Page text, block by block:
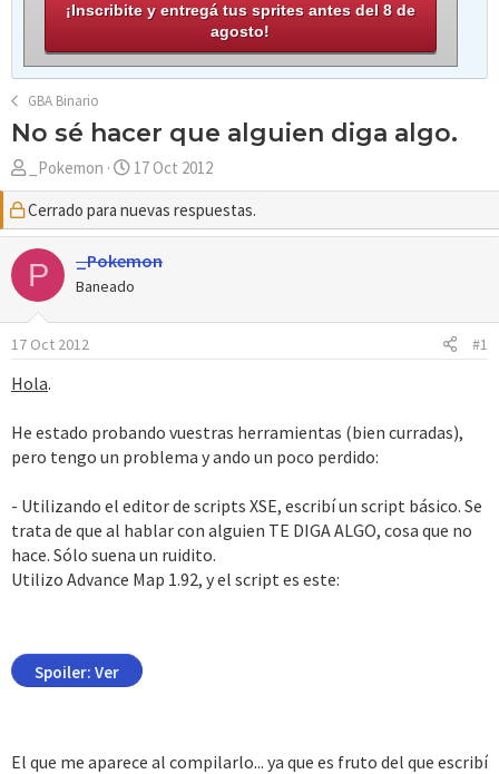
¡Inscribite y entregá tus sprites antes del 8 de
agosto!
GBA Binario
No sé hacer que alguien diga algo.
u
t
o
r
_Pokemon
F
e
c
h
a
d
i
17 Oct 2012
Cerrado para nuevas respuestas.
P _Pokemon
Baneado
17 Oct 2012 #1
Hola.
He estado probando vuestras herramientas (bien curradas),
pero tengo un problema y ando un poco perdido:
- Utilizando el editor de scripts XSE, escribí un script básico. Se
trata de que al hablar con alguien TE DIGA ALGO, cosa que no
hace. Sólo suena un ruidito.
Utilizo Advance Map 1.92, y el script es este:
Spoiler: Ver
El que me aparece al compilarlo... ya que es fruto del que escribí